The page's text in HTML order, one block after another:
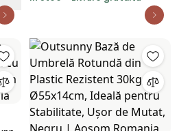
Φ45.5x31cm, Bronz | Aosom
Romania